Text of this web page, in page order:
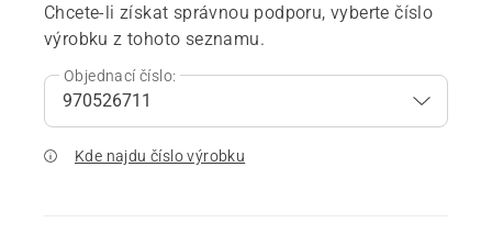
Chcete-li získat správnou podporu, vyberte číslo
výrobku z tohoto seznamu.
Objednací číslo:
Kde najdu číslo výrobku